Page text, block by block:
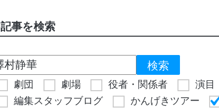
記事を検索
劇団 劇場 役者・関係者
演目
編集スタッフブログ
かんげきツアー